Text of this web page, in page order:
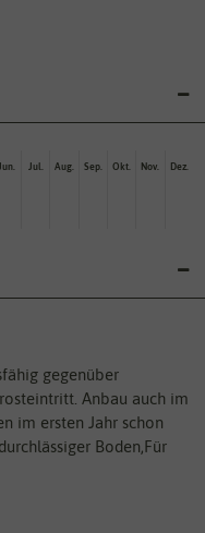
Jul. Aug. Sep. Okt. Nov. Dez.
gegenüber
Anbau auch im
im ersten Jahr schon
Boden,Für